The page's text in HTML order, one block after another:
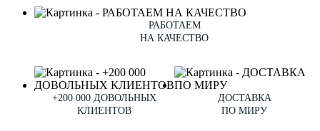
РАБОТАЕМ
НА КАЧЕСТВО
+200 000 ДОВОЛЬНЫХ
КЛИЕНТОВ
ДОСТАВКА
ПО МИРУ